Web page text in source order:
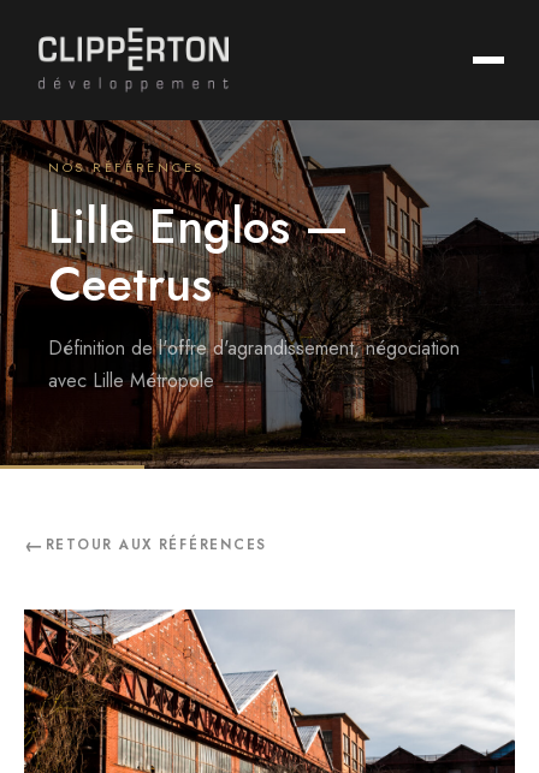
NOS RÉFÉRENCES
Lille Englos —
Ceetrus
Définition de l'offre d'agrandissement, négociation
avec Lille Métropole
RETOUR AUX RÉFÉRENCES